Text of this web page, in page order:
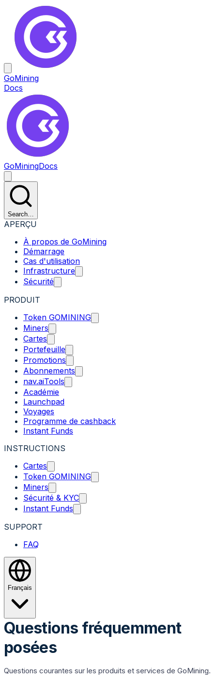
GoMining
Docs
GoMiningDocs
Search…
APERÇU
À propos de GoMining
Démarrage
Cas d'utilisation
Infrastructure
Sécurité
PRODUIT
Token GOMINING
Miners
Cartes
Portefeuille
Promotions
Abonnements
nav.aiTools
Académie
Launchpad
Voyages
Programme de cashback
Instant Funds
INSTRUCTIONS
Cartes
Token GOMINING
Miners
Sécurité & KYC
Instant Funds
SUPPORT
FAQ
Français
Questions fréquemment
posées
Questions courantes sur les produits et services de GoMining.